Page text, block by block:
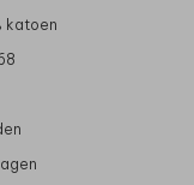
katoen